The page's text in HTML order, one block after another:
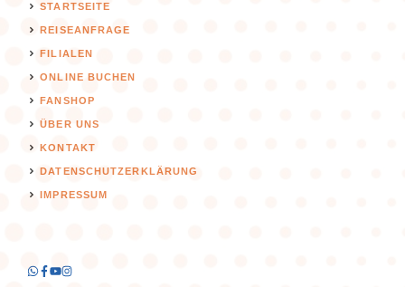
STARTSEITE
REISEANFRAGE
FILIALEN
ONLINE BUCHEN
FANSHOP
ÜBER UNS
KONTAKT
DATENSCHUTZERKLÄRUNG
IMPRESSUM